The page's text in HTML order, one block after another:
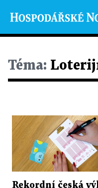
Téma:
Rekordní česká